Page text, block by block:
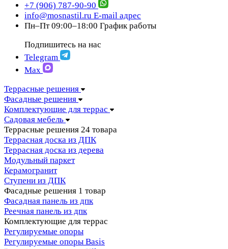
+7 (906) 787-90-90
info@mosnastil.ru E-mail адрес
Пн–Пт 09:00–18:00 График работы
Подпишитесь на нас
Telegram
Max
Террасные решения
Фасадные решения
Комплектующие для террас
Садовая мебель
Террасные решения 24 товара
Террасная доска из ДПК
Террасная доска из дерева
Модульный паркет
Керамогранит
Ступени из ДПК
Фасадные решения 1 товар
Фасадная панель из дпк
Реечная панель из дпк
Комплектующие для террас
Регулируемые опоры
Регулируемые опоры Basis